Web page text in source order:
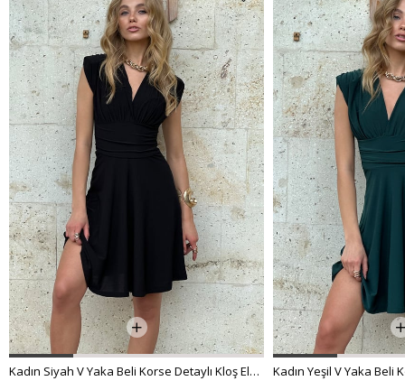
Kadın Siyah V Yaka Beli Korse Detaylı Kloş Elbise ALC-X12153